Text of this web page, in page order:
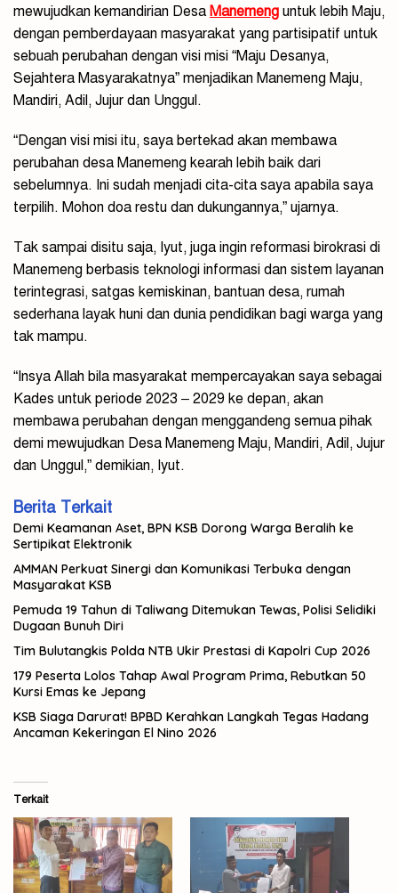
mewujudkan kemandirian Desa Manemeng untuk lebih Maju,
dengan pemberdayaan masyarakat yang partisipatif untuk
sebuah perubahan dengan visi misi “Maju Desanya,
Sejahtera Masyarakatnya” menjadikan Manemeng Maju,
Mandiri, Adil, Jujur dan Unggul.
“Dengan visi misi itu, saya bertekad akan membawa
perubahan desa Manemeng kearah lebih baik dari
sebelumnya. Ini sudah menjadi cita-cita saya apabila saya
terpilih. Mohon doa restu dan dukungannya,” ujarnya.
Tak sampai disitu saja, Iyut, juga ingin reformasi birokrasi di
Manemeng berbasis teknologi informasi dan sistem layanan
terintegrasi, satgas kemiskinan, bantuan desa, rumah
sederhana layak huni dan dunia pendidikan bagi warga yang
tak mampu.
“Insya Allah bila masyarakat mempercayakan saya sebagai
Kades untuk periode 2023 – 2029 ke depan, akan
membawa perubahan dengan menggandeng semua pihak
demi mewujudkan Desa Manemeng Maju, Mandiri, Adil, Jujur
dan Unggul,” demikian, Iyut.
Berita Terkait
Demi Keamanan Aset, BPN KSB Dorong Warga Beralih ke
Sertipikat Elektronik
AMMAN Perkuat Sinergi dan Komunikasi Terbuka dengan
Masyarakat KSB
Pemuda 19 Tahun di Taliwang Ditemukan Tewas, Polisi Selidiki
Dugaan Bunuh Diri
Tim Bulutangkis Polda NTB Ukir Prestasi di Kapolri Cup 2026
179 Peserta Lolos Tahap Awal Program Prima, Rebutkan 50
Kursi Emas ke Jepang
KSB Siaga Darurat! BPBD Kerahkan Langkah Tegas Hadang
Ancaman Kekeringan El Nino 2026
Terkait